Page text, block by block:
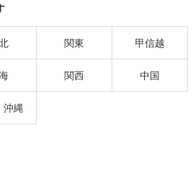
関東 甲信越
関西 中国
沖縄